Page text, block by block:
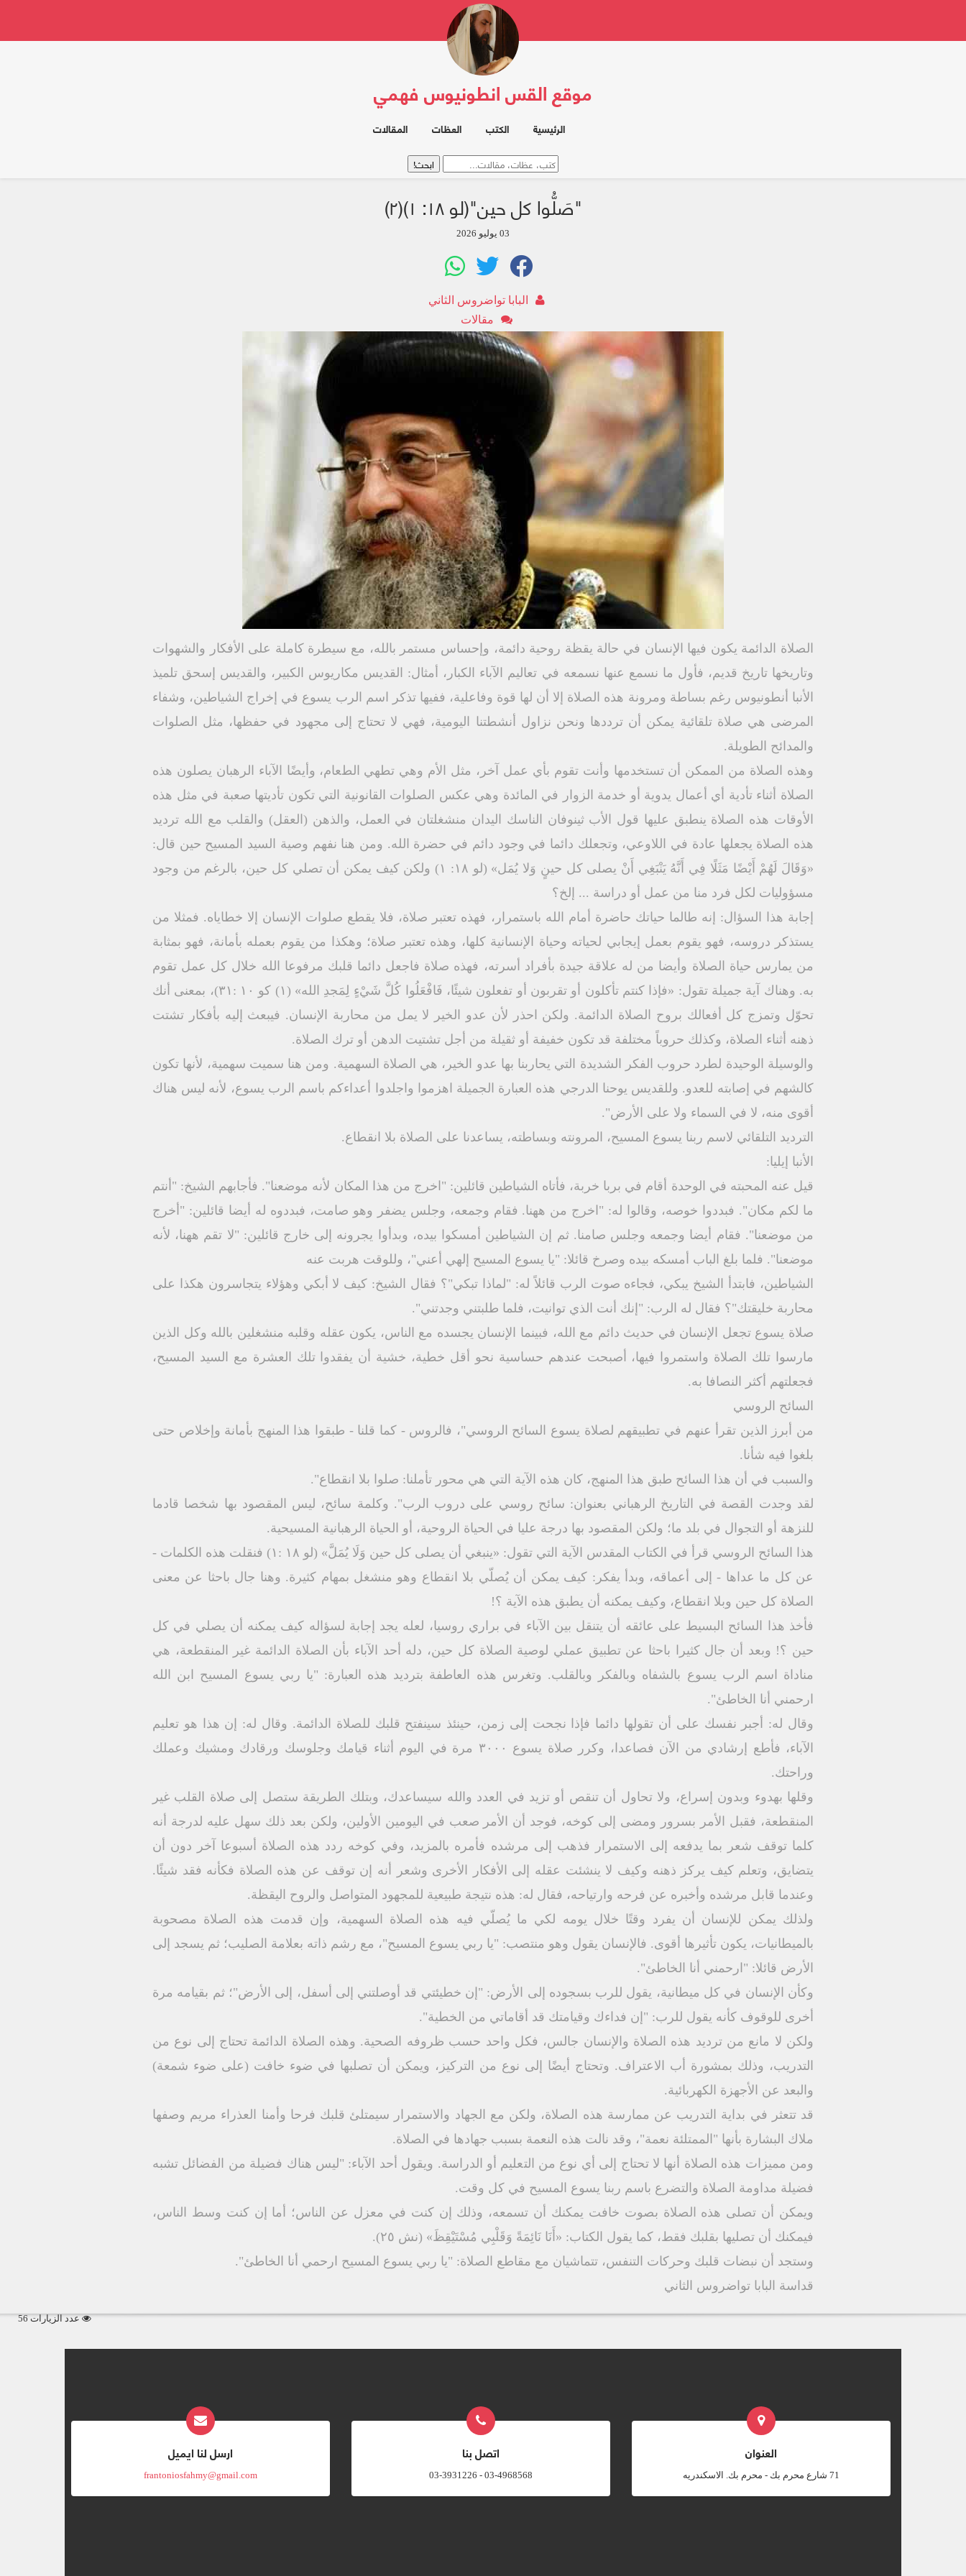
موقع القس انطونيوس فهمي
الرئيسية الكتب العظات المقالات
"صَلُّوا كل حين"(لو ۱۸: ۱)(۲)
03 يوليو 2026
البابا تواضروس الثاني
مقالات
الصلاة الدائمة يكون فيها الإنسان في حالة يقظة روحية دائمة، وإحساس مستمر بالله، مع سيطرة كاملة على الأفكار والشهوات
وتاريخها تاريخ قديم، فأول ما نسمع عنها نسمعه في تعاليم الآباء الكبار، أمثال: القديس مكاريوس الكبير، والقديس إسحق تلميذ
الأنبا أنطونيوس رغم بساطة ومرونة هذه الصلاة إلا أن لها قوة وفاعلية، ففيها تذكر اسم الرب يسوع في إخراج الشياطين، وشفاء
المرضى هي صلاة تلقائية يمكن أن ترددها ونحن نزاول أنشطتنا اليومية، فهي لا تحتاج إلى مجهود في حفظها، مثل الصلوات
والمدائح الطويلة.
وهذه الصلاة من الممكن أن تستخدمها وأنت تقوم بأي عمل آخر، مثل الأم وهي تطهي الطعام، وأيضًا الآباء الرهبان يصلون هذه
الصلاة أثناء تأدية أي أعمال يدوية أو خدمة الزوار في المائدة وهي عكس الصلوات القانونية التي تكون تأديتها صعبة في مثل هذه
الأوقات هذه الصلاة ينطبق عليها قول الأب ثينوفان الناسك اليدان منشغلتان في العمل، والذهن (العقل) والقلب مع الله ترديد
هذه الصلاة يجعلها عادة في اللاوعي، وتجعلك دائما في وجود دائم في حضرة الله. ومن هنا نفهم وصية السيد المسيح حين قال:
«وَقَالَ لَهُمْ أَيْضًا مَثَلًا فِي أَنَّهُ يَنْبَغِي أَنْ يصلى كل حينٍ وَلا يُمَل» (لو ۱۸: ۱) ولكن كيف يمكن أن تصلي كل حين، بالرغم من وجود
مسؤوليات لكل فرد منا من عمل أو دراسة ... إلخ؟
إجابة هذا السؤال: إنه طالما حياتك حاضرة أمام الله باستمرار، فهذه تعتبر صلاة، فلا يقطع صلوات الإنسان إلا خطاياه. فمثلا من
يستذكر دروسه، فهو يقوم بعمل إيجابي لحياته وحياة الإنسانية كلها، وهذه تعتبر صلاة؛ وهكذا من يقوم بعمله بأمانة، فهو بمثابة
من يمارس حياة الصلاة وأيضا من له علاقة جيدة بأفراد أسرته، فهذه صلاة فاجعل دائما قلبك مرفوعا الله خلال كل عمل تقوم
به. وهناك آية جميلة تقول: «فإذا كنتم تأكلون أو تقربون أو تفعلون شيئًا، فَافْعَلُوا كُلَّ شَيْءٍ لِمَجدِ الله» (۱) کو ۱۰ :۳۱)، بمعنى أنك
تحوّل وتمزج كل أفعالك بروح الصلاة الدائمة. ولكن احذر لأن عدو الخير لا يمل من محاربة الإنسان. فيبعث إليه بأفكار تشتت
ذهنه أثناء الصلاة، وكذلك حروباً مختلفة قد تكون خفيفة أو ثقيلة من أجل تشتيت الدهن أو ترك الصلاة.
والوسيلة الوحيدة لطرد حروب الفكر الشديدة التي يحاربنا بها عدو الخير، هي الصلاة السهمية. ومن هنا سميت سهمية، لأنها تكون
كالشهم في إصابته للعدو. وللقديس يوحنا الدرجي هذه العبارة الجميلة اهزموا واجلدوا أعداءكم باسم الرب يسوع، لأنه ليس هناك
أقوى منه، لا في السماء ولا على الأرض".
الترديد التلقائي لاسم ربنا يسوع المسيح، المرونته وبساطته، يساعدنا على الصلاة بلا انقطاع.
الأنبا إيليا:
قيل عنه المحبته في الوحدة أقام في بربا خربة، فأتاه الشياطين قائلين: "اخرج من هذا المكان لأنه موضعنا". فأجابهم الشيخ: "أنتم
ما لكم مكان". فبددوا خوصه، وقالوا له: "اخرج من ههنا. فقام وجمعه، وجلس يضفر وهو صامت، فبددوه له أيضا قائلين: "أخرج
من موضعنا". فقام أيضا وجمعه وجلس صامنا. ثم إن الشياطين أمسكوا بيده، وبدأوا يجرونه إلى خارج قائلين: "لا تقم ههنا، لأنه
موضعنا". فلما بلغ الباب أمسكه بيده وصرخ قائلا: "يا يسوع المسيح إلهي أعني"، وللوقت هربت عنه
الشياطين، فابتدأ الشيخ يبكي، فجاءه صوت الرب قائلاً له: "لماذا تبكي"؟ فقال الشيخ: كيف لا أبكي وهؤلاء يتجاسرون هكذا على
محاربة خليقتك"؟ فقال له الرب: "إنك أنت الذي توانيت، فلما طلبتني وجدتني".
صلاة يسوع تجعل الإنسان في حديث دائم مع الله، فبينما الإنسان يجسده مع الناس، يكون عقله وقلبه منشغلين بالله وكل الذين
مارسوا تلك الصلاة واستمروا فيها، أصبحت عندهم حساسية نحو أقل خطية، خشية أن يفقدوا تلك العشرة مع السيد المسيح،
فجعلتهم أكثر النصافا به.
السائح الروسي
من أبرز الذين تقرأ عنهم في تطبيقهم لصلاة يسوع السائح الروسي"، فالروس - كما قلنا - طبقوا هذا المنهج بأمانة وإخلاص حتى
بلغوا فيه شأنا.
والسبب في أن هذا السائح طبق هذا المنهج، كان هذه الآية التي هي محور تأملنا: صلوا بلا انقطاع".
لقد وجدت القصة في التاريخ الرهباني بعنوان: سائح روسي على دروب الرب". وكلمة سائح، ليس المقصود بها شخصا قادما
للنزهة أو التجوال في بلد ما؛ ولكن المقصود بها درجة عليا في الحياة الروحية، أو الحياة الرهبانية المسيحية.
هذا السائح الروسي قرأ في الكتاب المقدس الآية التي تقول: «ينبغي أن يصلى كل حين وَلَا يُمَلَّ» (لو ۱۸ :۱) فنقلت هذه الكلمات -
عن كل ما عداها - إلى أعماقه، وبدأ يفكر: كيف يمكن أن يُصلّي بلا انقطاع وهو منشغل بمهام كثيرة. وهنا جال باحثا عن معنى
الصلاة كل حين وبلا انقطاع، وكيف يمكنه أن يطبق هذه الآية ؟!
فأخذ هذا السائح البسيط على عائقه أن يتنقل بين الآباء في براري روسيا، لعله يجد إجابة لسؤاله كيف يمكنه أن يصلي في كل
حين ؟! وبعد أن جال كثيرا باحثا عن تطبيق عملي لوصية الصلاة كل حين، دله أحد الآباء بأن الصلاة الدائمة غير المنقطعة، هي
مناداة اسم الرب يسوع بالشفاه وبالفكر وبالقلب. وتغرس هذه العاطفة بترديد هذه العبارة: "يا ربي يسوع المسيح ابن الله
ارحمني أنا الخاطئ".
وقال له: أجبر نفسك على أن تقولها دائما فإذا نجحت إلى زمن، حينئذ سينفتح قلبك للصلاة الدائمة. وقال له: إن هذا هو تعليم
الآباء، فأطع إرشادي من الآن فصاعدا، وكرر صلاة يسوع ۳۰۰۰ مرة في اليوم أثناء قيامك وجلوسك ورقادك ومشيك وعملك
وراحتك.
وقلها بهدوء وبدون إسراع، ولا تحاول أن تنقص أو تزيد في العدد والله سيساعدك، وبتلك الطريقة ستصل إلى صلاة القلب غير
المنقطعة، فقبل الأمر بسرور ومضى إلى كوخه، فوجد أن الأمر صعب في اليومين الأولين، ولكن بعد ذلك سهل عليه لدرجة أنه
كلما توقف شعر بما يدفعه إلى الاستمرار فذهب إلى مرشده فأمره بالمزيد، وفي كوخه ردد هذه الصلاة أسبوعا آخر دون أن
يتضايق، وتعلم كيف يركز ذهنه وكيف لا ينشئت عقله إلى الأفكار الأخرى وشعر أنه إن توقف عن هذه الصلاة فكأنه فقد شيئًا.
وعندما قابل مرشده وأخبره عن فرحه وارتياحه، فقال له: هذه نتيجة طبيعية للمجهود المتواصل والروح اليقظة.
ولذلك يمكن للإنسان أن يفرد وقتًا خلال يومه لكي ما يُصلّي فيه هذه الصلاة السهمية، وإن قدمت هذه الصلاة مصحوبة
بالميطانيات، يكون تأثيرها أقوى. فالإنسان يقول وهو منتصب: "يا ربي يسوع المسيح"، مع رشم ذاته بعلامة الصليب؛ ثم يسجد إلى
الأرض قائلا: "ارحمني أنا الخاطئ".
وكأن الإنسان في كل ميطانية، يقول للرب بسجوده إلى الأرض: "إن خطيئتي قد أوصلتني إلى أسفل، إلى الأرض"؛ ثم بقيامه مرة
أخرى للوقوف كأنه يقول للرب: "إن فداءك وقيامتك قد أقاماتي من الخطية".
ولكن لا مانع من ترديد هذه الصلاة والإنسان جالس، فكل واحد حسب ظروفه الصحية. وهذه الصلاة الدائمة تحتاج إلى نوع من
التدريب، وذلك بمشورة أب الاعتراف. وتحتاج أيضًا إلى نوع من التركيز، ويمكن أن تصلبها في ضوء خافت (على ضوء شمعة)
والبعد عن الأجهزة الكهربائية.
قد تتعثر في بداية التدريب عن ممارسة هذه الصلاة، ولكن مع الجهاد والاستمرار سیمتلئ قلبك فرحا وأمنا العذراء مريم وصفها
ملاك البشارة بأنها "الممتلئة نعمة"، وقد نالت هذه النعمة بسبب جهادها في الصلاة.
ومن مميزات هذه الصلاة أنها لا تحتاج إلى أي نوع من التعليم أو الدراسة. ويقول أحد الآباء: "ليس هناك فضيلة من الفضائل تشبه
فضيلة مداومة الصلاة والتضرع باسم ربنا يسوع المسيح في كل وقت.
ويمكن أن تصلى هذه الصلاة بصوت خافت يمكنك أن تسمعه، وذلك إن كنت في معزل عن الناس؛ أما إن كنت وسط الناس،
فيمكنك أن تصليها بقلبك فقط، كما يقول الكتاب: «أَنَا نَائِمَةً وَقَلْبِي مُسْتَيْقِظَ» (نش ٢٥).
وستجد أن نبضات قلبك وحركات التنفس، تتماشيان مع مقاطع الصلاة: "يا ربي يسوع المسيح ارحمي أنا الخاطئ".
قداسة البابا تواضروس الثاني
عدد الزيارات 56
العنوان
‎71 شارع محرم بك - محرم بك. الاسكندريه
اتصل بنا
03-4968568 - 03-3931226
ارسل لنا ايميل
frantoniosfahmy@gmail.com